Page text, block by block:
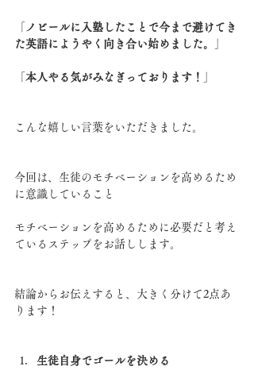
ノビールに入塾したことで今まで避けてき
た英語にようやく向き合い始めました。
本人やる気がみなぎっております！
こんな嬉しい言葉をいただきました。
今回は、生徒のモチベーションを高めるため
に意識していること
モチベーションを高めるために必要だと考え
ているステップをお話しします。
結論からお伝えすると、大きく分けて2点あ
ります！
生徒自身でゴールを決める